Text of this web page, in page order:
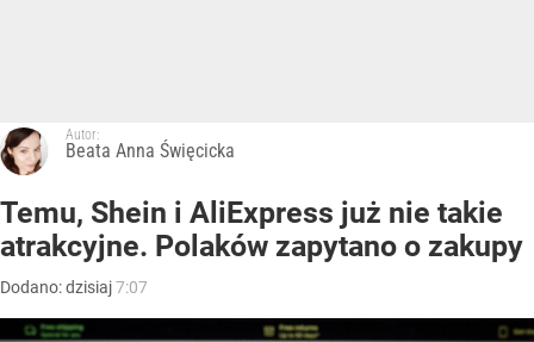
Autor:
Beata Anna Święcicka
Temu, Shein i AliExpress już nie takie
atrakcyjne. Polaków zapytano o zakupy
Dodano:dzisiaj7:07